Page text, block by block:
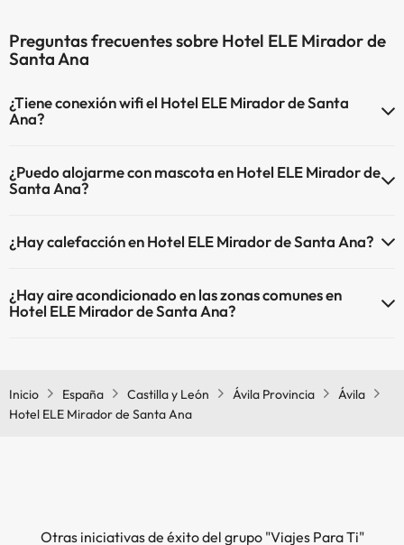
Preguntas frecuentes sobre Hotel ELE Mirador de
Santa Ana
¿Tiene conexión wifi el Hotel ELE Mirador de Santa
Ana?
¿Puedo alojarme con mascota en Hotel ELE Mirador de
Santa Ana?
¿Hay calefacción en Hotel ELE Mirador de Santa Ana?
comunes.
¿Hay aire acondicionado en las zonas comunes en
Hotel ELE Mirador de Santa Ana?
Inicio
España Castilla y León Ávila Provincia
Ávila
Hotel ELE Mirador de Santa Ana
Otras iniciativas de éxito del grupo "Viajes Para Ti"